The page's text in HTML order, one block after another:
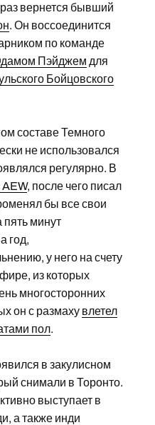
вернется бывший
. Он воссоединится
по команде
Пэйджем для
Бойцовского
составе Темного
не использовался
регулярно. В
, после чего писал
бы все свои
минут
год,
у него на счету
из которых
многосторонних
он с размаху влетел
пол.
в закулисном
снимали в Торонто.
выступает в
а также инди